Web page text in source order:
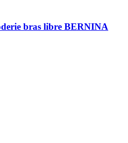
bras libre BERNINA